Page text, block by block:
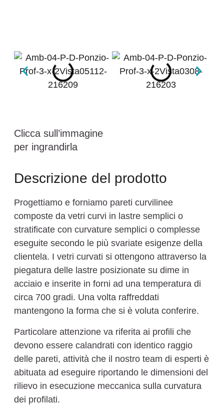
Clicca sull’immagine
per ingrandirla
Descrizione del prodotto
Progettiamo e forniamo pareti curvilinee
composte da vetri curvi in lastre semplici o
stratificate con curvature semplici o complesse
eseguite secondo le più svariate esigenze della
clientela. I vetri curvati si ottengono attraverso la
piegatura delle lastre posizionate su dime in
acciaio e inserite in forni ad una temperatura di
circa 700 gradi. Una volta raffreddati
mantengono la forma che si è voluta conferire.
Particolare attenzione va riferita ai profili che
devono essere calandrati con identico raggio
delle pareti, attività che il nostro team di esperti è
abituata ad eseguire riportando le dimensioni del
rilievo in esecuzione meccanica sulla curvatura
dei profilati.